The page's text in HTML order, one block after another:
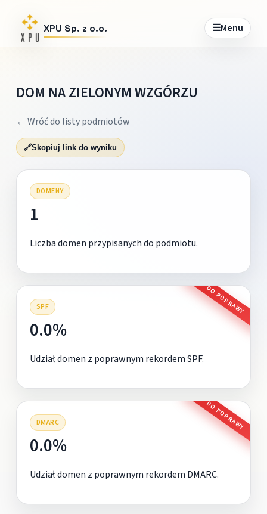
XPU Sp. z o.o. ☰Menu
DOM NA ZIELONYM WZGÓRZU
← Wróć do listy podmiotów
🔗Skopiuj link do wyniku
DOMENY
1
Liczba domen przypisanych do podmiotu.
SPF DO POPRAWY
0.0%
Udział domen z poprawnym rekordem SPF.
DMARC DO POPRAWY
0.0%
Udział domen z poprawnym rekordem DMARC.